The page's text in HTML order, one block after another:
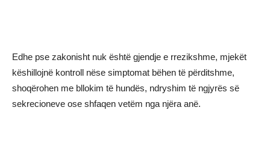
Edhe pse zakonisht nuk është gjendje e rrezikshme, mjekët
këshillojnë kontroll nëse simptomat bëhen të përditshme,
shoqërohen me bllokim të hundës, ndryshim të ngjyrës së
sekrecioneve ose shfaqen vetëm nga njëra anë.